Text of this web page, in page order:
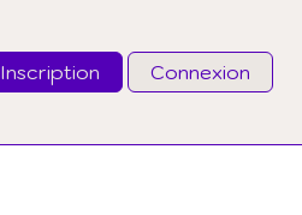
Inscription Connexion